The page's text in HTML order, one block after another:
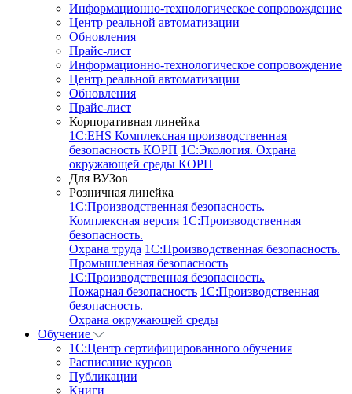
Информационно-технологическое сопровождение
Центр реальной автоматизации
Обновления
Прайс-лист
Информационно-технологическое сопровождение
Центр реальной автоматизации
Обновления
Прайс-лист
Корпоративная линейка
1С:EHS Комплексная производственная
безопасность КОРП 1С:Экология. Охрана
окружающей среды КОРП
Для ВУЗов
Розничная линейка
1C:Производственная безопасность.
Комплексная версия 1C:Производственная
безопасность.
Охрана труда 1C:Производственная безопасность.
Промышленная безопасность
1C:Производственная безопасность.
Пожарная безопасность 1C:Производственная
безопасность.
Охрана окружающей среды
Обучение
1C:Центр сертифицированного обучения
Расписание курсов
Публикации
Книги